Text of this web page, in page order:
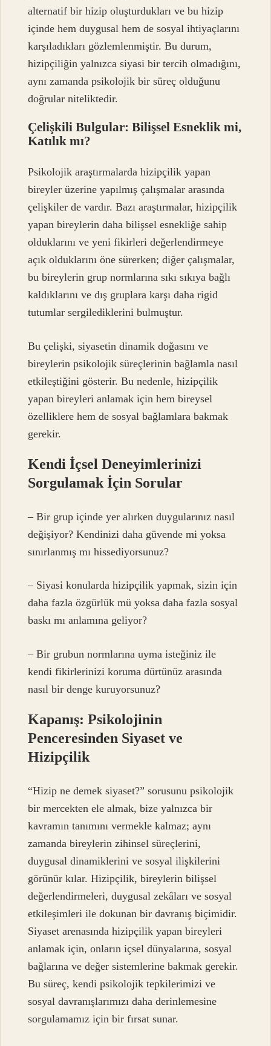
alternatif bir hizip oluşturdukları ve bu hizip
içinde hem duygusal hem de sosyal ihtiyaçlarını
karşıladıkları gözlemlenmiştir. Bu durum,
hizipçiliğin yalnızca siyasi bir tercih olmadığını,
aynı zamanda psikolojik bir süreç olduğunu
doğrular niteliktedir.
Çelişkili Bulgular: Bilişsel Esneklik mi,
Katılık mı?
Psikolojik araştırmalarda hizipçilik yapan
bireyler üzerine yapılmış çalışmalar arasında
çelişkiler de vardır. Bazı araştırmalar, hizipçilik
yapan bireylerin daha bilişsel esnekliğe sahip
olduklarını ve yeni fikirleri değerlendirmeye
açık olduklarını öne sürerken; diğer çalışmalar,
bu bireylerin grup normlarına sıkı sıkıya bağlı
kaldıklarını ve dış gruplara karşı daha rigid
tutumlar sergilediklerini bulmuştur.
Bu çelişki, siyasetin dinamik doğasını ve
bireylerin psikolojik süreçlerinin bağlamla nasıl
etkileştiğini gösterir. Bu nedenle, hizipçilik
yapan bireyleri anlamak için hem bireysel
özelliklere hem de sosyal bağlamlara bakmak
gerekir.
Kendi İçsel Deneyimlerinizi
Sorgulamak İçin Sorular
– Bir grup içinde yer alırken duygularınız nasıl
değişiyor? Kendinizi daha güvende mi yoksa
sınırlanmış mı hissediyorsunuz?
– Siyasi konularda hizipçilik yapmak, sizin için
daha fazla özgürlük mü yoksa daha fazla sosyal
baskı mı anlamına geliyor?
– Bir grubun normlarına uyma isteğiniz ile
kendi fikirlerinizi koruma dürtünüz arasında
nasıl bir denge kuruyorsunuz?
Kapanış: Psikolojinin
Penceresinden Siyaset ve
Hizipçilik
“Hizip ne demek siyaset?” sorusunu psikolojik
bir mercekten ele almak, bize yalnızca bir
kavramın tanımını vermekle kalmaz; aynı
zamanda bireylerin zihinsel süreçlerini,
duygusal dinamiklerini ve sosyal ilişkilerini
görünür kılar. Hizipçilik, bireylerin bilişsel
değerlendirmeleri, duygusal zekâları ve sosyal
etkileşimleri ile dokunan bir davranış biçimidir.
Siyaset arena­sında hizipçilik yapan bireyleri
anlamak için, onların içsel dünyalarına, sosyal
bağlarına ve değer sistemlerine bakmak gerekir.
Bu süreç, kendi psikolojik tep­kilerimizi ve
sosyal davranışlarımızı daha derinlemesine
sorgulamamız için bir fırsat sunar.